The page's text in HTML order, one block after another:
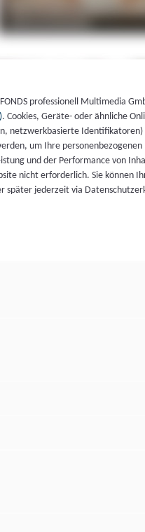
professionell Multimedia
. Cookies, Geräte- oder ähnliche
netzwerkbasierte Identifikatoren)
um Ihre
und der Performance von
nicht erforderlich. Sie können
später jederzeit via